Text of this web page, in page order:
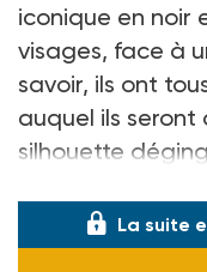
iconique en noir
visages, face à
savoir, ils ont
auquel ils seront
silhouette
La suite